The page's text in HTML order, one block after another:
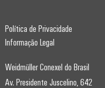
Política de Privacidade
Informação Legal
Weidmüller Conexel do Brasil
Av. Presidente Juscelino, 642